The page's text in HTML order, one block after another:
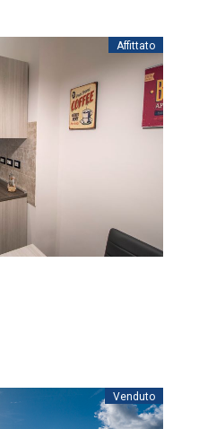
Affittato
Venduto